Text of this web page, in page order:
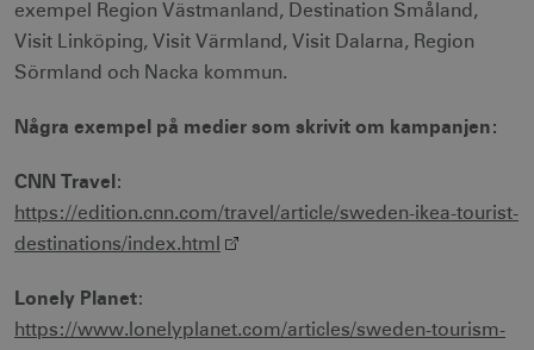
exempel Region Västmanland, Destination Småland,
Visit Linköping, Visit Värmland, Visit Dalarna, Region
Sörmland och Nacka kommun.
Några exempel på medier som skrivit om kampanjen:
CNN Travel :
https://edition.cnn.com/travel/article/sweden-ikea-tourist-
destinations/index.html
Lonely Planet:
https://www.lonelyplanet.com/articles/sweden-tourism-